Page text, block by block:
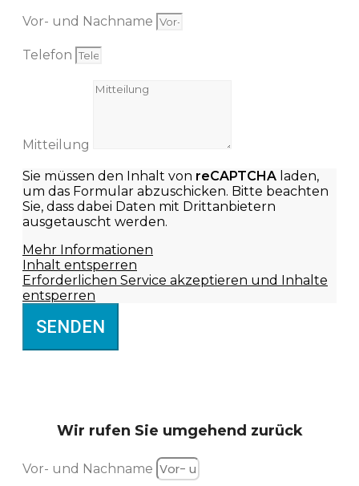
Vor- und Nachname
Telefon
Mitteilung
Sie müssen den Inhalt von reCAPTCHA laden,
um das Formular abzuschicken. Bitte beachten
Sie, dass dabei Daten mit Drittanbietern
ausgetauscht werden.
Mehr Informationen
Inhalt entsperren
Erforderlichen Service akzeptieren und Inhalte
entsperren
SENDEN
Wir rufen Sie umgehend zurück
Vor- und Nachname